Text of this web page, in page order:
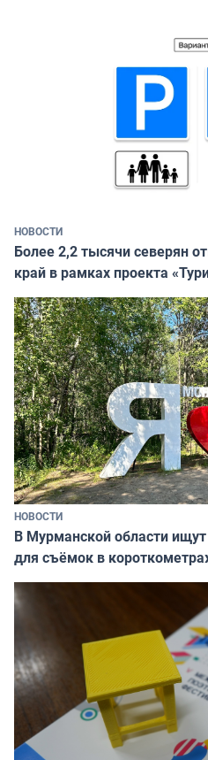
НОВОСТИ
Более 2,2 тысячи северян
край в рамках проекта
НОВОСТИ
В Мурманской области
для съёмок в